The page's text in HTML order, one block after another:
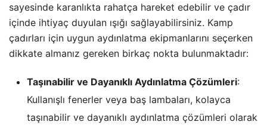
sayesinde karanlıkta rahatça hareket edebilir ve çadır
içinde ihtiyaç duyulan ışığı sağlayabilirsiniz. Kamp
çadırları için uygun aydınlatma ekipmanlarını seçerken
dikkate almanız gereken birkaç nokta bulunmaktadır:
Taşınabilir ve Dayanıklı Aydınlatma Çözümleri:
Kullanışlı fenerler veya baş lambaları, kolayca
taşınabilir ve dayanıklı aydınlatma çözümleri olarak